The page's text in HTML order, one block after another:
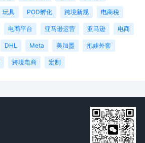
玩具 POD孵化 跨境新规 电商税
电商平台 亚马逊运营 亚马逊 电商
DHL Meta 美加墨 抱娃外套
跨境电商 定制